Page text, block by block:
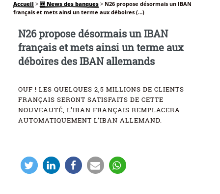
Accueil > 🆕 News des banques> N26 propose désormais un IBAN
français et mets ainsi un terme aux déboires (…)
N26 propose désormais un IBAN
français et mets ainsi un terme aux
déboires des IBAN allemands
OUF ! LES QUELQUES 2,5 MILLIONS DE CLIENTS
FRANÇAIS SERONT SATISFAITS DE CETTE
NOUVEAUTÉ, L’IBAN FRANÇAIS REMPLACERA
AUTOMATIQUEMENT L’IBAN ALLEMAND.